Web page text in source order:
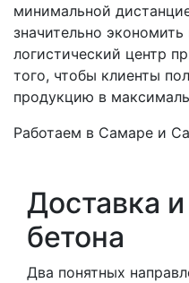
минимальной
значительно экономить
логистический центр
того, чтобы клиенты
продукцию в
Работаем в Самаре и
Доставка
бетона
Два понятных